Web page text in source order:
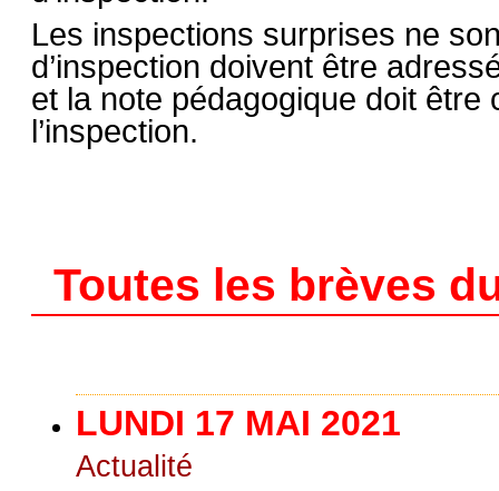
Les inspections surprises ne
d’inspection doivent être
et la note pédagogique doit
l’inspection.
Toutes les brèves
LUNDI 17 MAI 2021
Actualité